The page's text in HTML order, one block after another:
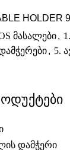
HOLDER
მასალები,
, 5.